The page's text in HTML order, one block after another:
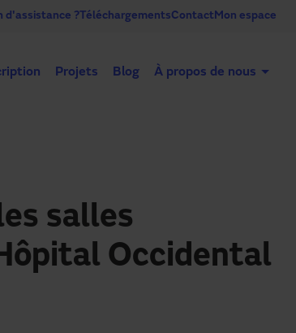
d'assistance ? TéléchargementsContactMon espace
Projets Blog À propos de nous
salles
Occidental